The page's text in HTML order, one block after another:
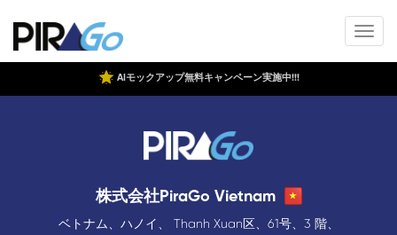
AIモックアップ無料キャンペーン実施中!!!
株式会社PiraGo Vietnam
ベトナム、ハノイ、 Thanh Xuan区、61号、3 階、